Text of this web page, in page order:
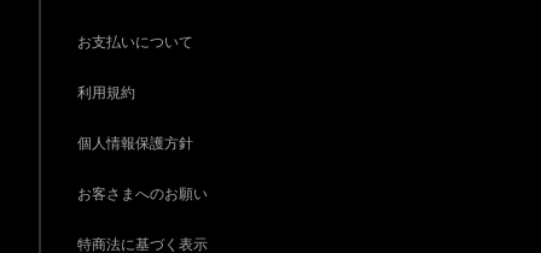
お支払いについて
利用規約
個人情報保護方針
お客さまへのお願い
特商法に基づく表示